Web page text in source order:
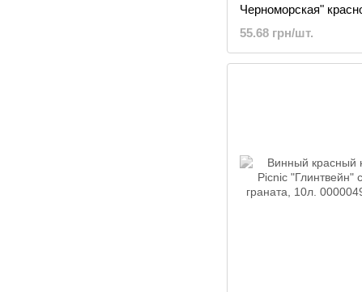
Черноморская"
55.68 грн/шт.